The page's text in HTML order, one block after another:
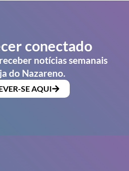
conectado
notícias semanais
do Nazareno.
SE AQUI